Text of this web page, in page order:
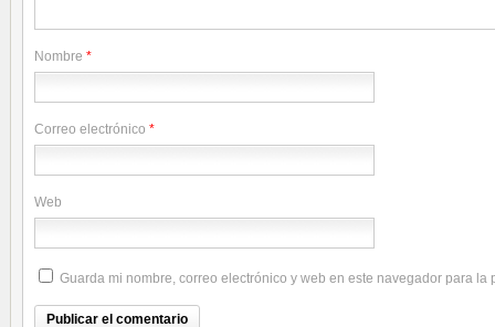
Nombre *
Correo electrónico *
Web
Guarda mi nombre, correo electrónico y web en este navegador para la